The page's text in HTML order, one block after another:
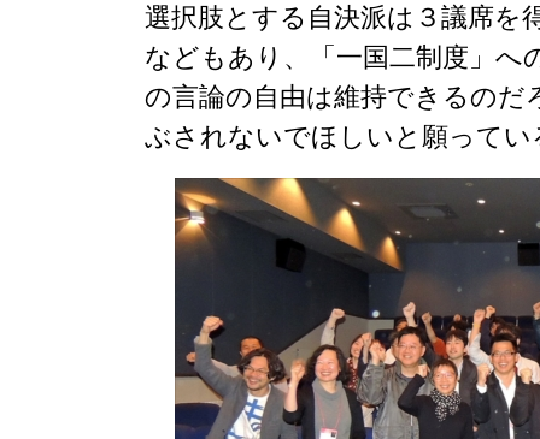
選択肢とする自決派は３議席を
などもあり、「一国二制度」へ
の言論の自由は維持できるのだ
ぶされないでほしいと願ってい